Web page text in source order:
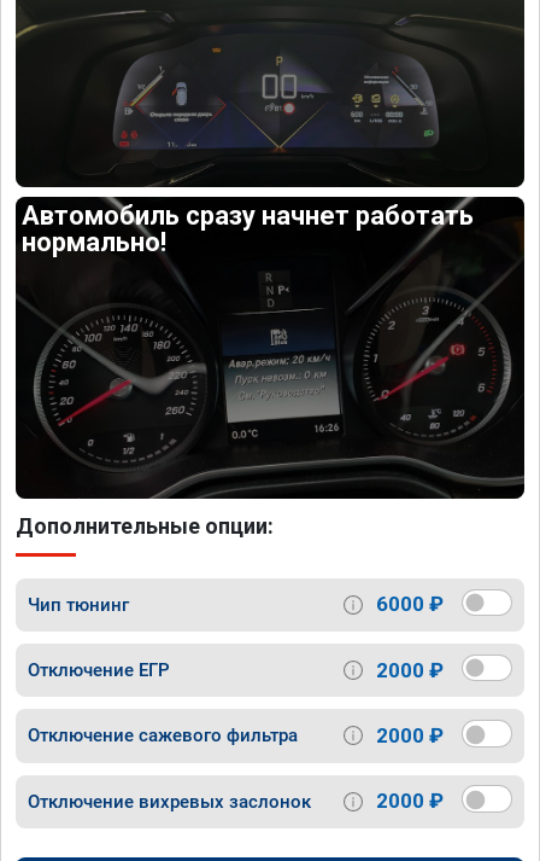
Автомобиль сразу начнет работать
нормально!
Дополнительные опции:
Чип тюнинг 6000 ₽
Отключение ЕГР 2000 ₽
Отключение сажевого фильтра 2000 ₽
Отключение вихревых заслонок 2000 ₽